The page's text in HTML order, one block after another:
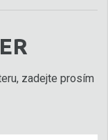
zadejte prosím